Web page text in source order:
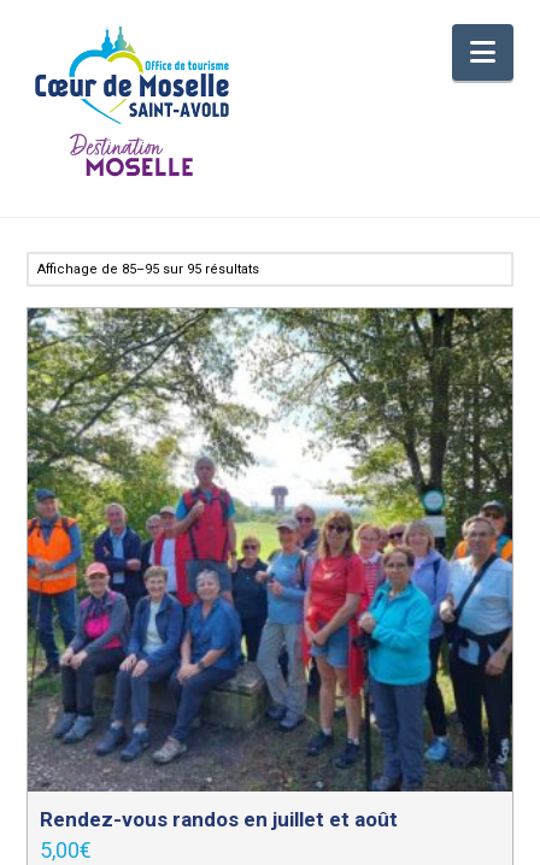
Affichage de 85–95 sur 95 résultats
Rendez-vous randos en juillet et août
5,00€